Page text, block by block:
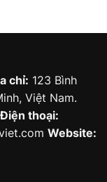
chỉ: 123 Bình
Việt Nam.
Điện thoại:
Website: